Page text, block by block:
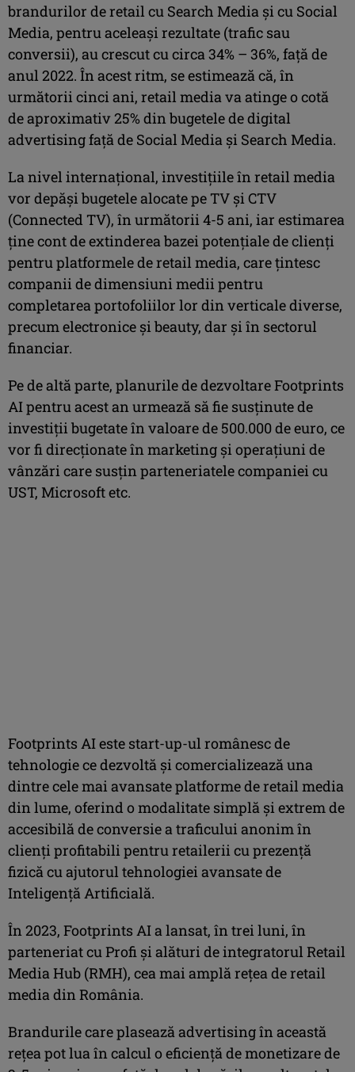
brandurilor de retail cu Search Media şi cu Social
Media, pentru aceleaşi rezultate (trafic sau
conversii), au crescut cu circa 34% – 36%, faţă de
anul 2022. În acest ritm, se estimează că, în
următorii cinci ani, retail media va atinge o cotă
de aproximativ 25% din bugetele de digital
advertising faţă de Social Media şi Search Media.
La nivel internaţional, investiţiile în retail media
vor depăşi bugetele alocate pe TV şi CTV
(Connected TV), în următorii 4-5 ani, iar estimarea
ţine cont de extinderea bazei potenţiale de clienţi
pentru platformele de retail media, care ţintesc
companii de dimensiuni medii pentru
completarea portofoliilor lor din verticale diverse,
precum electronice şi beauty, dar şi în sectorul
financiar.
Pe de altă parte, planurile de dezvoltare Footprints
AI pentru acest an urmează să fie susţinute de
investiţii bugetate în valoare de 500.000 de euro, ce
vor fi direcţionate în marketing şi operaţiuni de
vânzări care susţin parteneriatele companiei cu
UST, Microsoft etc.
Footprints AI este start-up-ul românesc de
tehnologie ce dezvoltă şi comercializează una
dintre cele mai avansate platforme de retail media
din lume, oferind o modalitate simplă şi extrem de
accesibilă de conversie a traficului anonim în
clienţi profitabili pentru retailerii cu prezenţă
fizică cu ajutorul tehnologiei avansate de
Inteligenţă Artificială.
În 2023, Footprints AI a lansat, în trei luni, în
parteneriat cu Profi şi alături de integratorul Retail
Media Hub (RMH), cea mai amplă reţea de retail
media din România.
Brandurile care plasează advertising în această
reţea pot lua în calcul o eficienţă de monetizare de